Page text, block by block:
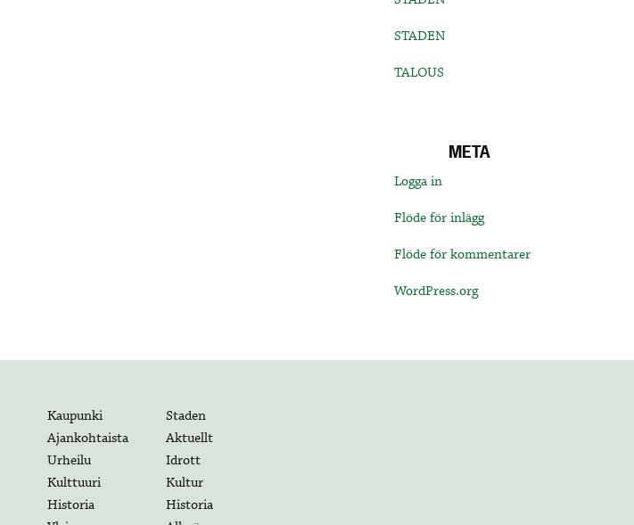
STADEN
TALOUS
META
Logga in
Flöde för inlägg
Flöde för kommentarer
WordPress.org
Kaupunki
Staden
Ajankohtaista
Aktuellt
Urheilu
Idrott
Kulttuuri
Kultur
Historia
Historia